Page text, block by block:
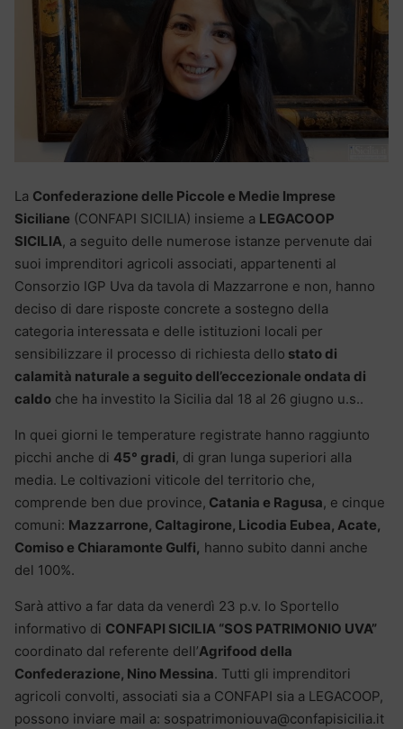
La Confederazione delle Piccole e Medie Imprese
Siciliane (CONFAPI SICILIA) insieme a LEGACOOP
SICILIA, a seguito delle numerose istanze pervenute dai
suoi imprenditori agricoli associati, appartenenti al
Consorzio IGP Uva da tavola di Mazzarrone e non, hanno
deciso di dare risposte concrete a sostegno della
categoria interessata e delle istituzioni locali per
sensibilizzare il processo di richiesta dello stato di
calamità naturale a seguito dell’eccezionale ondata di
caldo che ha investito la Sicilia dal 18 al 26 giugno u.s..
In quei giorni le temperature registrate hanno raggiunto
picchi anche di 45° gradi, di gran lunga superiori alla
media. Le coltivazioni viticole del territorio che,
comprende ben due province, Catania e Ragusa, e cinque
comuni: Mazzarrone, Caltagirone, Licodia Eubea, Acate,
Comiso e Chiaramonte Gulfi, hanno subito danni anche
del 100%.
Sarà attivo a far data da venerdì 23 p.v. lo Sportello
informativo di CONFAPI SICILIA “SOS PATRIMONIO UVA”
coordinato dal referente dell’Agrifood della
Confederazione, Nino Messina. Tutti gli imprenditori
agricoli convolti, associati sia a CONFAPI sia a LEGACOOP,
possono inviare mail a: sospatrimoniouva@confapisicilia.it